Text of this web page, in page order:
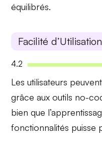
équilibrés.
Facilité d’Utilisation
4.2
Les utilisateurs
grâce auxoutils no-
bien que
fonctionnalités puisse